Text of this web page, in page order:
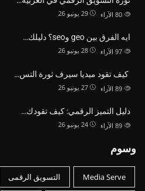
29 يونيو 26 الآراء
ايه الفرق بين geo وseo؟ دليلك…
28 يونيو 26 الآراء
كيف تقود ميديا سيرف ثورة التس…
27 يونيو 26 الآراء
دليل التميز الرقمي: كيف تقودك…
24 يونيو 26 الآراء
وسوم
Media Serve التسويق الرقمى